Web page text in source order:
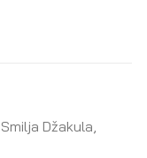
Džakula,